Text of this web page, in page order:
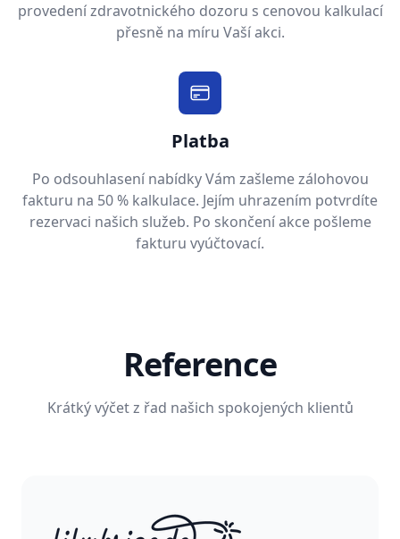
provedení zdravotnického dozoru s cenovou kalkulací
přesně na míru Vaší akci.
Platba
Po odsouhlasení nabídky Vám zašleme zálohovou
fakturu na 50 % kalkulace. Jejím uhrazením potvrdíte
rezervaci našich služeb. Po skončení akce pošleme
fakturu vyúčtovací.
Reference
Krátký výčet z řad našich spokojených klientů